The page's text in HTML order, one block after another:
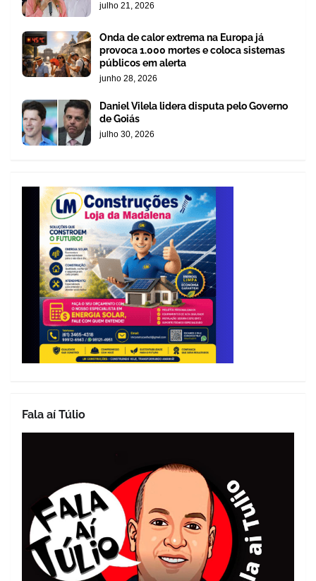
julho 21, 2026
Onda de calor extrema na Europa já
provoca 1.000 mortes e coloca sistemas
públicos em alerta
junho 28, 2026
Daniel Vilela lidera disputa pelo Governo
de Goiás
julho 30, 2026
Fala aí Túlio